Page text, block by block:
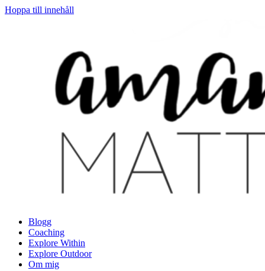
Hoppa till innehåll
Blogg
Coaching
Explore Within
Explore Outdoor
Om mig